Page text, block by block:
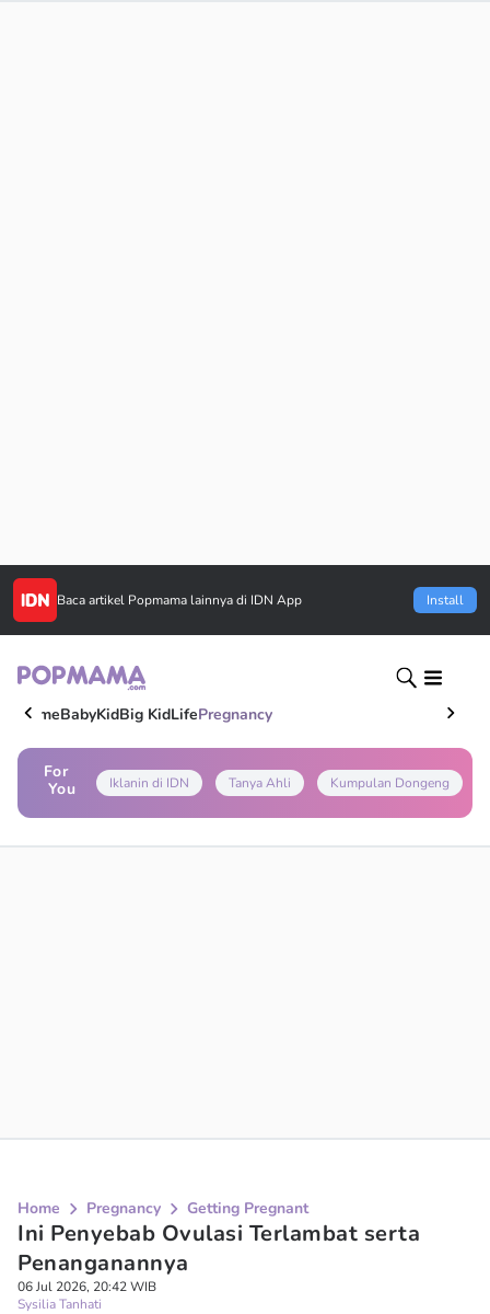
Baca artikel Popmama lainnya di IDN App Install
HomeBabyKidBig KidLifePregnancy
For
You
Iklanin di IDN Tanya Ahli Kumpulan Dongeng
Home Pregnancy Getting Pregnant
Ini Penyebab Ovulasi Terlambat serta
Penanganannya
06 Jul 2026, 20:42 WIB
Sysilia Tanhati